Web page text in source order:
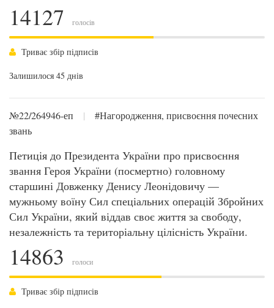
14127 голосів
Триває збір підписів
Залишилося 45 днів
№22/264946-еп |
#Нагородження, присвоєння почесних
звань
Петиція до Президента України про присвоєння
звання Героя України (посмертно) головному
старшині Довженку Денису Леонідовичу —
мужньому воїну Сил спеціальних операцій Збройних
Сил України, який віддав своє життя за свободу,
незалежність та територіальну цілісність України.
14863 голоси
Триває збір підписів